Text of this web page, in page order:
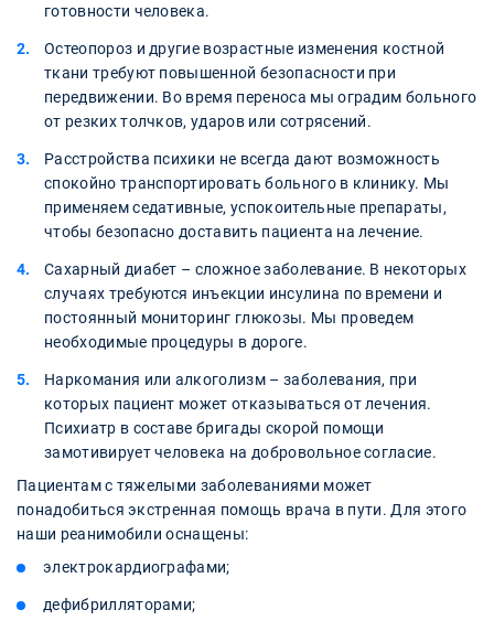
готовности человека.
Остеопороз и другие возрастные изменения костной
ткани требуют повышенной безопасности при
передвижении. Во время переноса мы оградим больного
от резких толчков, ударов или сотрясений.
Расстройства психики не всегда дают возможность
спокойно транспортировать больного в клинику. Мы
применяем седативные, успокоительные препараты,
чтобы безопасно доставить пациента на лечение.
Сахарный диабет – сложное заболевание. В некоторых
случаях требуются инъекции инсулина по времени и
постоянный мониторинг глюкозы. Мы проведем
необходимые процедуры в дороге.
Наркомания или алкоголизм – заболевания, при
которых пациент может отказываться от лечения.
Психиатр в составе бригады скорой помощи
замотивирует человека на добровольное согласие.
Пациентам с тяжелыми заболеваниями может
понадобиться экстренная помощь врача в пути. Для этого
наши реанимобили оснащены:
электрокардиографами;
дефибрилляторами;